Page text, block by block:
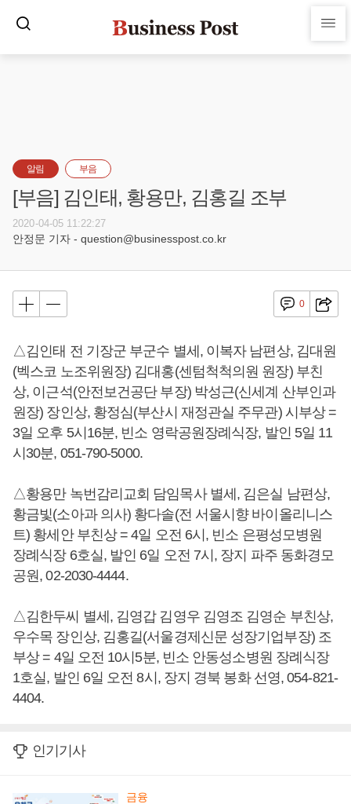
알림 부음
[부음] 김인태, 황용만, 김홍길 조부
2020-04-05 11:22:27
안정문 기자 - question@businesspost.co.kr
0
△김인태 전 기장군 부군수 별세, 이복자 남편상, 김대원
(벡스코 노조위원장) 김대홍(센텀척척의원 원장) 부친
상, 이근석(안전보건공단 부장) 박성근(신세계 산부인과
원장) 장인상, 황정심(부산시 재정관실 주무관) 시부상 =
3일 오후 5시16분, 빈소 영락공원장례식장, 발인 5일 11
시30분, 051-790-5000.
△황용만 녹번감리교회 담임목사 별세, 김은실 남편상,
황금빛(소아과 의사) 황다솔(전 서울시향 바이올리니스
트) 황세안 부친상 = 4일 오전 6시, 빈소 은평성모병원
장례식장 6호실, 발인 6일 오전 7시, 장지 파주 동화경모
공원, 02-2030-4444.
△김한두씨 별세, 김영갑 김영우 김영조 김영순 부친상,
우수목 장인상, 김홍길(서울경제신문 성장기업부장) 조
부상 = 4일 오전 10시5분, 빈소 안동성소병원 장례식장
1호실, 발인 6일 오전 8시, 장지 경북 봉화 선영, 054-821-
4404.
인기기사
금융